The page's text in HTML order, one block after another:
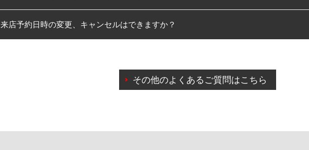
複数サービスのご予約は可能です。
来店予約日時の変更、キャンセルはできますか？
また、やむを得ない事由によりご予約のキャンセルをご希望の際は、直接ご予約いた
その他のよくあるご質問はこちら